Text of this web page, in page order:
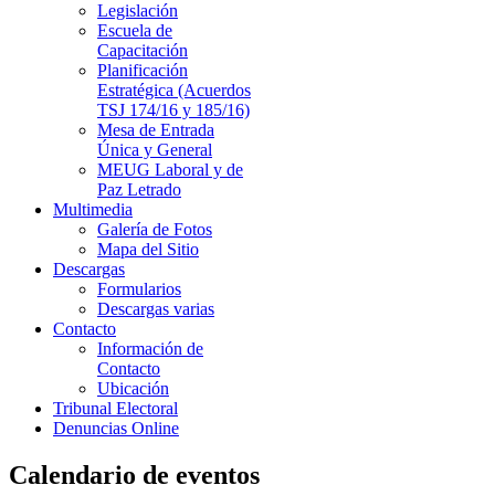
Legislación
Escuela de
Capacitación
Planificación
Estratégica (Acuerdos
TSJ 174/16 y 185/16)
Mesa de Entrada
Única y General
MEUG Laboral y de
Paz Letrado
Multimedia
Galería de Fotos
Mapa del Sitio
Descargas
Formularios
Descargas varias
Contacto
Información de
Contacto
Ubicación
Tribunal Electoral
Denuncias Online
Calendario de eventos